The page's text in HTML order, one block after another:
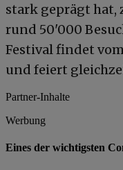
stark geprägt hat,
rund 50'000
Festival findet
und feiert
Partner-Inhalte
Werbung
Eines der wichtigsten